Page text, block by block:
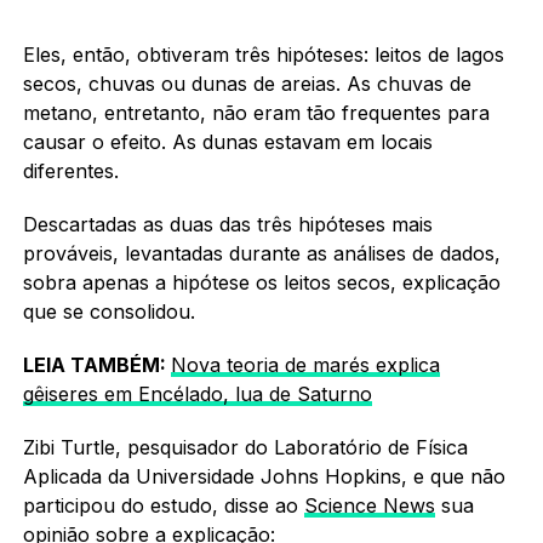
Eles, então, obtiveram três hipóteses: leitos de lagos
secos, chuvas ou dunas de areias. As chuvas de
metano, entretanto, não eram tão frequentes para
causar o efeito. As dunas estavam em locais
diferentes.
Descartadas as duas das três hipóteses mais
prováveis, levantadas durante as análises de dados,
sobra apenas a hipótese os leitos secos, explicação
que se consolidou.
LEIA TAMBÉM: Nova teoria de marés explica
gêiseres em Encélado, lua de Saturno
Zibi Turtle, pesquisador do Laboratório de Física
Aplicada da Universidade Johns Hopkins, e que não
participou do estudo, disse ao Science News sua
opinião sobre a explicação: